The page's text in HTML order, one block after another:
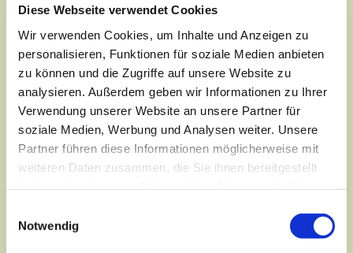
Diese Webseite verwendet Cookies
Wir verwenden Cookies, um Inhalte und Anzeigen zu
personalisieren, Funktionen für soziale Medien anbieten
zu können und die Zugriffe auf unsere Website zu
analysieren. Außerdem geben wir Informationen zu Ihrer
Verwendung unserer Website an unsere Partner für
soziale Medien, Werbung und Analysen weiter. Unsere
Partner führen diese Informationen möglicherweise mit
weiteren Daten zusammen, die Sie ihnen bereitgestellt
Notwendig
Dies könnte Sie auch interessieren